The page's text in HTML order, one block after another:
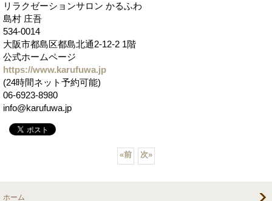
リラクゼーションサロン かるふわ
島村 庄吾
534-0014
大阪市都島区都島北通2-12-2 1階
公式ホームページ
https://www.karufuwa.jp
(24時間ネット予約可能)
06-6923-8980
info@karufuwa.jp
«前 次»
ホーム